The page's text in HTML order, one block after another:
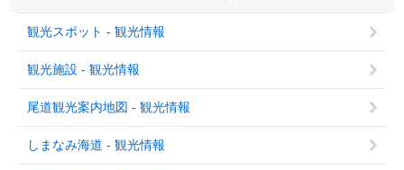
観光スポット - 観光情報
観光施設 - 観光情報
尾道観光案内地図 - 観光情報
しまなみ海道 - 観光情報